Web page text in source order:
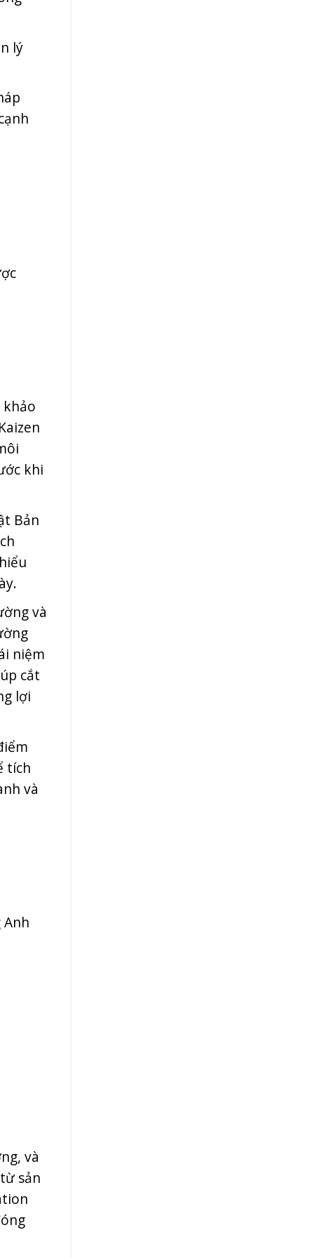
lý
khi
Bản
và
niệm
cắt
lợi
tích
và
và
sản